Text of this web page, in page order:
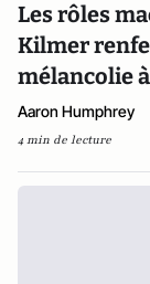
Les rôles
Kilmer
mélancolie
Aaron Humphrey
4 min de lecture